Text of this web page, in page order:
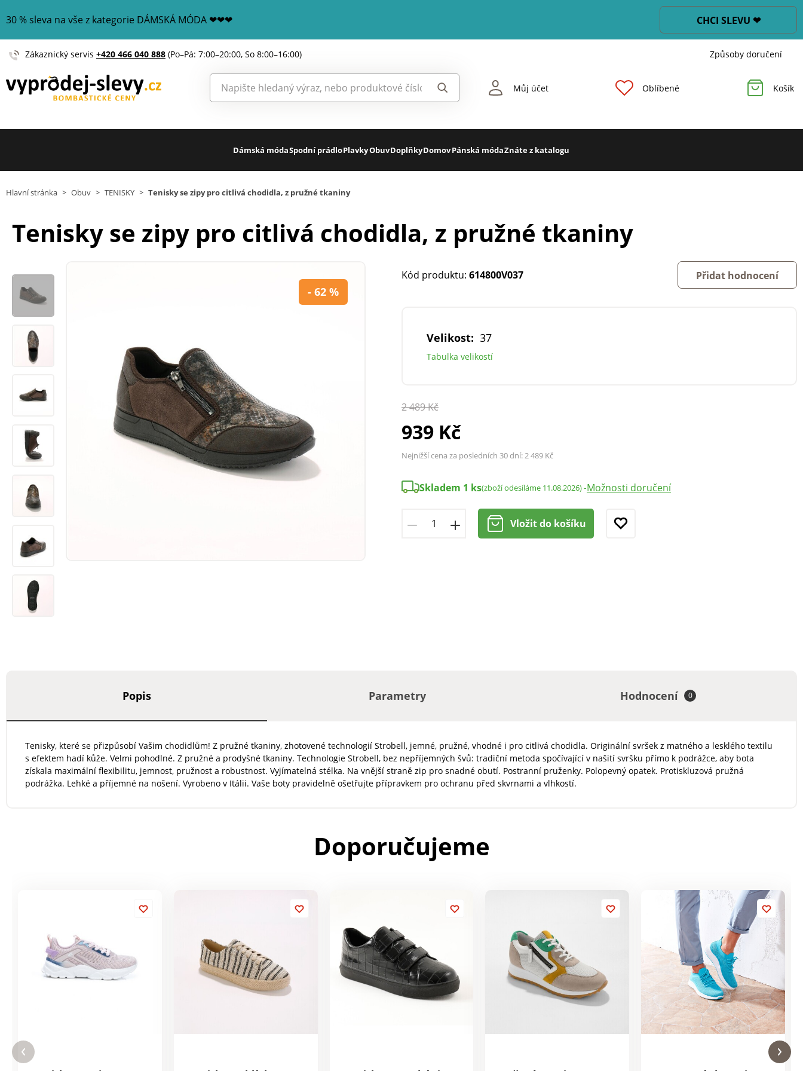
30 % sleva na vše z kategorie DÁMSKÁ MÓDA ❤❤❤ CHCI SLEVU ❤
Zákaznický servis +420 466 040 888 (Po–Pá: 7:00–20:00, So 8:00–16:00) Způsoby doručení
Můj účet Oblíbené Košík
Dámská módaSpodní prádloPlavkyObuvDoplňkyDomovPánská módaZnáte z katalogu
Hlavní stránka > Obuv > TENISKY > Tenisky se zipy pro citlivá chodidla, z pružné tkaniny
Tenisky se zipy pro citlivá chodidla, z pružné tkaniny
- 62 %
Kód produktu: 614800V037 Přidat hodnocení
Velikost: 37
Tabulka velikostí
2 489 Kč
939 Kč
Nejnižší cena za posledních 30 dní:2 489 Kč
Skladem 1 ks(zboží odesíláme 11.08.2026)-Možnosti doručení
Vložit do košíku
Popis Parametry Hodnocení 0
Tenisky, které se přizpůsobí Vašim chodidlům! Z pružné tkaniny, zhotovené technologií Strobell, jemné, pružné, vhodné i pro citlivá chodidla. Originální svršek z matného a lesklého textilu
s efektem hadí kůže. Velmi pohodlné. Z pružné a prodyšné tkaniny. Technologie Strobell, bez nepříjemných švů: tradiční metoda spočívající v našití svršku přímo k podrážce, aby bota
získala maximální flexibilitu, jemnost, pružnost a robustnost. Vyjímatelná stélka. Na vnější straně zip pro snadné obutí. Postranní pruženky. Polopevný opatek. Protiskluzová pružná
podrážka. Lehké a příjemné na nošení. Vyrobeno v Itálii. Vaše boty pravidelně ošetřujte přípravkem pro ochranu před skvrnami a vlhkostí.
Doporučujeme